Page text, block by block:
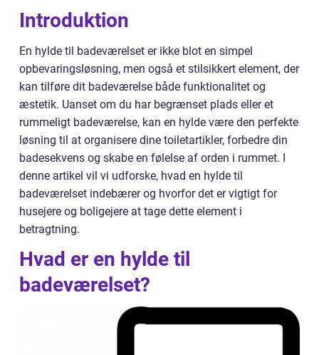
Introduktion
En hylde til badeværelset er ikke blot en simpel
opbevaringsløsning, men også et stilsikkert element, der
kan tilføre dit badeværelse både funktionalitet og
æstetik. Uanset om du har begrænset plads eller et
rummeligt badeværelse, kan en hylde være den perfekte
løsning til at organisere dine toiletartikler, forbedre din
badesekvens og skabe en følelse af orden i rummet. I
denne artikel vil vi udforske, hvad en hylde til
badeværelset indebærer og hvorfor det er vigtigt for
husejere og boligejere at tage dette element i
betragtning.
Hvad er en hylde til
badeværelset?